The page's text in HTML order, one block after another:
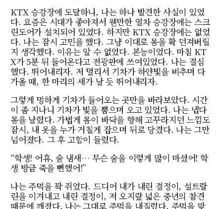
KTX 승강장에 도달하니, 나는 하나 발견한 사실이 있었
다. 요즘은 시대가 좋아져서 웬만한 열차 승강장에는 스크
린도어가 설치되어 있었다. 하지만 KTX 승강장에는 없었
다. 나는 잠시 고민을 했다. 그냥 이대로 몸을 확 던져버릴
지 생각했다. 이유는 알 수 없었다. 본능이었다. 마침 KT
X가 5분 뒤 들어온다고 전광판에 쓰여있었다. 나는 결심
했다. 뛰어내리자. 저 멀리서 기차가 하얀빛을 비추며 다
가올 때, 한 마리의 새가 날 듯 뛰어내리자.
그렇게 멍하게 기차가 들어오는 곳만을 바라보았다. 시간
이 좀 지나니 기차가 빛을 뿜으며 오고 있었다. 나는 냅다
몸을 날렸다. 가볍게 몸이 바닥을 향해 고꾸라지던 느낌도
잠시, 내 옷을 누가 거칠게 잡으며 뒤로 당겼다. 나는 그만
넘어졌다. 그 후 고함이 들렸다.
“학생! 어휴, 술 냄새… 무슨 술을 이렇게 많이 마셨어! 학
생 방금 죽을 뻔했어!”
나는 주먹을 꽉 쥐었다. 드디어 내가 내린 결정이, 설트랄
린을 이겨내고 내린 결정이, 저 오지랖 넓은 중년의 참견
때문에 깨졌다. 나는 그대로 주먹을 내질렀다. 주먹을 맞